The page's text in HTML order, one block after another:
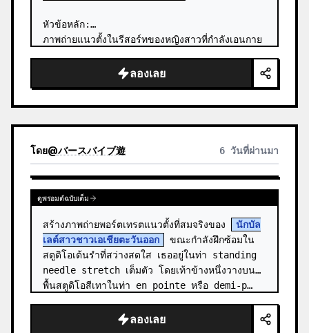
หัวข้อหลัก:
ภาพถ่ายแนวตั้งในรีสอร์ทของหญิงสาวที่กำลังเอนกาย
เหนือผืนน้ำทะเลสีฟ้าใสแจ๋ว ท่ามกลางแสงแดดจ…
ลองเลย
โดย@バースバイブ遊 6 วันที่ผ่านมา
ดูพรอมต์ฉบับเต็ม
สร้างภาพถ่ายพอร์ตเทรตแนวตั้งที่สมจริงของ
นักบัล
เลต์สาวชาวเอเชียตะวันออก
ขณะกำลังฝึกซ้อมใน
สตูดิโอเต้นรำที่สว่างสดใส เธออยู่ในท่า standing
needle stretch เต็มตัว โดยเท้าข้างหนึ่งวางบน
พื้นสตูดิโอสีเทาในท่า en pointe หรือ demi-p…
ลองเลย